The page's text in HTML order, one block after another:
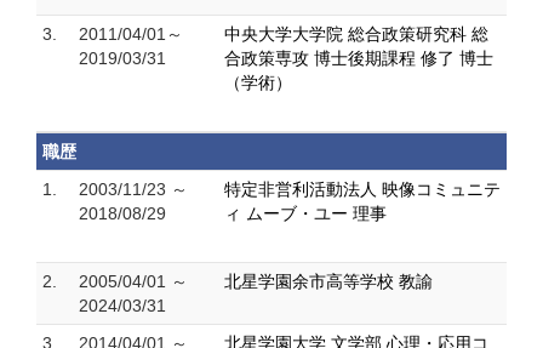
3.
2011/04/01～
2019/03/31
中央大学大学院 総合政策研究科 総
合政策専攻 博士後期課程 修了 博士
（学術）
職歴
1.
2003/11/23 ～
2018/08/29
特定非営利活動法人 映像コミュニテ
ィ ムーブ・ユー 理事
2.
2005/04/01 ～
2024/03/31
北星学園余市高等学校 教諭
3. 2014/04/01 ～ 北星学園大学 文学部 心理・応用コ